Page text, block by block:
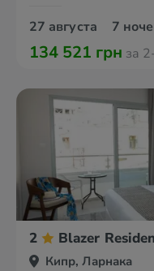
27 августа 7
134 521 грн за
2 Blazer
Кипр, Ларнака